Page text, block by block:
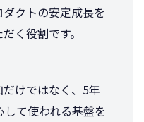
クトの安定成長を
く役割です。
けではなく、5年
て使われる基盤を